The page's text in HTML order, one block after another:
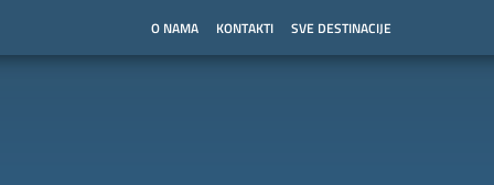
O NAMA KONTAKTI SVE DESTINACIJE